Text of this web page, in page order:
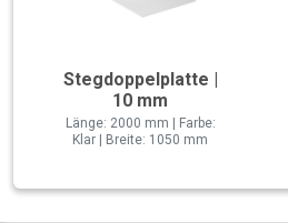
Stegdoppelplatte |
10 mm
Länge: 2000 mm | Farbe:
Klar | Breite: 1050 mm